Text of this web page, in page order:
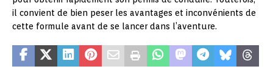
il convient de bien peser les avantages et inconvénients de
cette formule avant de se lancer dans l’aventure.